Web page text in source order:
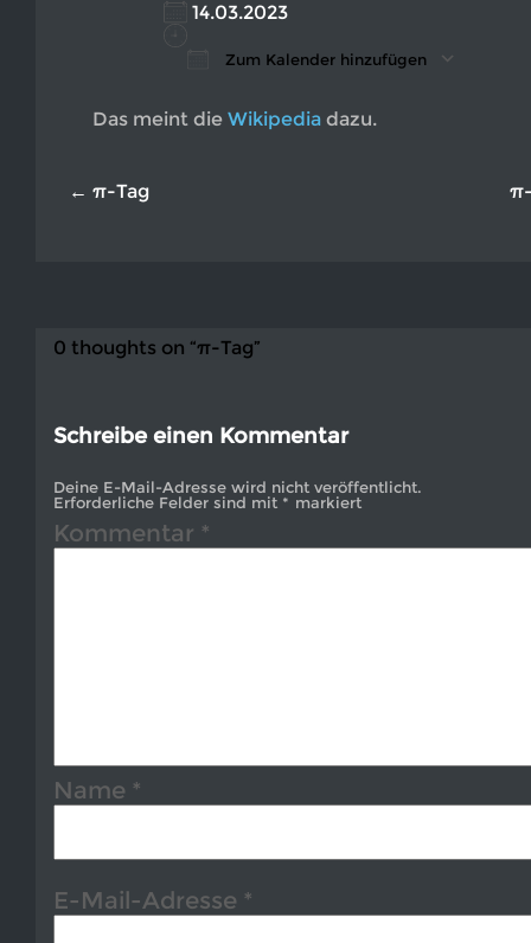
14.03.2023
Zum Kalender hinzufügen
Das meint die Wikipedia dazu.
← π-Tag
0 thoughts on “π-Tag”
Schreibe einen Kommentar
Deine E-Mail-Adresse wird nicht veröffentlicht.
Erforderliche Felder sind mit * markiert
Kommentar *
Name *
E-Mail-Adresse *